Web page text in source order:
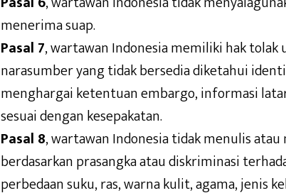
menerima suap.
Pasal 7, wartawan Indonesia memiliki hak
narasumber yang tidak bersedia diketahui
menghargai ketentuan embargo, informasi
sesuai dengan kesepakatan.
Pasal 8, wartawan Indonesia tidak menulis
berdasarkan prasangka atau diskriminasi
perbedaan suku, ras, warna kulit, agama, jenis